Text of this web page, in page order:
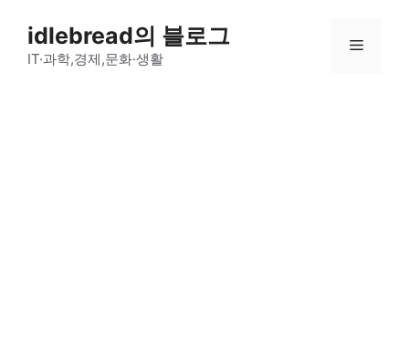
idlebread의 블로그
IT·과학,경제,문화·생활
메